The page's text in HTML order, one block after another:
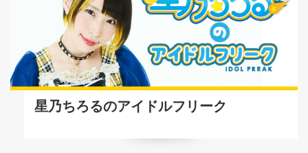
星乃ちろるのアイドルフリーク